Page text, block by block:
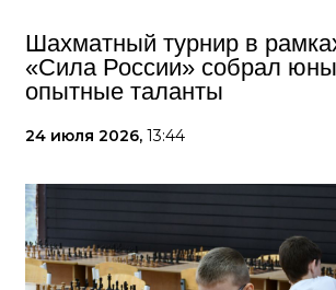
Шахматный турнир в
«Сила России» собрал
опытные таланты
24 июля 2026, 13:44